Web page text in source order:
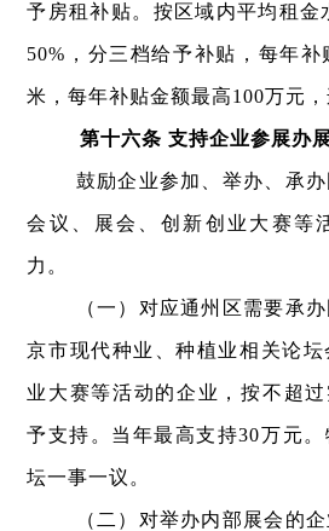
予房租补贴。按区域内平均租金
50%，分三档给予补贴，每年补
米，每年补贴金额最高100万元，
第十六条 支持企业参展办
鼓励企业参加、举办、承
会议、展会、创新创业大赛等
力。
（一）对应通州区需要承
京市现代种业、种植业相关论坛
业大赛等活动的企业，按不超
予支持。当年最高支持30万元
坛一事一议。
（二）对举办内部展会的